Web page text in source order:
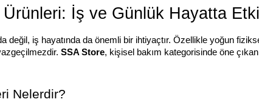
İş ve Günlük Hayatta
değil, iş hayatında da önemli bir ihtiyaçtır. Özellikle yoğun
SSA Store, kişisel bakım kategorisinde öne
Nelerdir?